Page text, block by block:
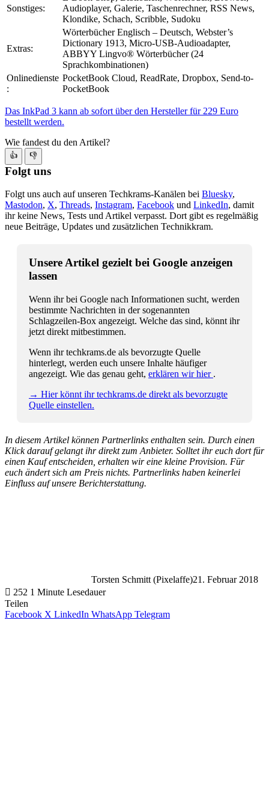
Sonstiges:
Audioplayer, Galerie, Taschenrechner, RSS News,
Klondike, Schach, Scribble, Sudoku
Extras:
Wörterbücher Englisch – Deutsch, Webster’s
Dictionary 1913, Micro-USB-Audioadapter,
ABBYY Lingvo® Wörterbücher (24
Sprachkombinationen)
Onlinedienste
:
PocketBook Cloud, ReadRate, Dropbox, Send-to-
PocketBook
Das InkPad 3 kann ab sofort über den Hersteller für 229 Euro
bestellt werden.
Wie fandest du den Artikel?
👍 👎
Folgt uns
Folgt uns auch auf unseren Techkrams-Kanälen bei Bluesky,
Mastodon, X, Threads, Instagram, Facebook und LinkedIn, damit
ihr keine News, Tests und Artikel verpasst. Dort gibt es regelmäßig
neue Beiträge, Updates und zusätzlichen Technikkram.
Unsere Artikel gezielt bei Google anzeigen
lassen
Wenn ihr bei Google nach Informationen sucht, werden
bestimmte Nachrichten in der sogenannten
Schlagzeilen-Box angezeigt. Welche das sind, könnt ihr
jetzt direkt mitbestimmen.
Wenn ihr techkrams.de als bevorzugte Quelle
hinterlegt, werden euch unsere Inhalte häufiger
angezeigt. Wie das genau geht, erklären wir hier .
→ Hier könnt ihr techkrams.de direkt als bevorzugte
Quelle einstellen.
In diesem Artikel können Partnerlinks enthalten sein. Durch einen
Klick darauf gelangt ihr direkt zum Anbieter. Solltet ihr euch dort für
einen Kauf entscheiden, erhalten wir eine kleine Provision. Für
euch ändert sich am Preis nichts. Partnerlinks haben keinerlei
Einfluss auf unsere Berichterstattung.
Torsten Schmitt (Pixelaffe)21. Februar 2018
252 1 Minute Lesedauer
Teilen
Facebook X LinkedIn WhatsApp Telegram